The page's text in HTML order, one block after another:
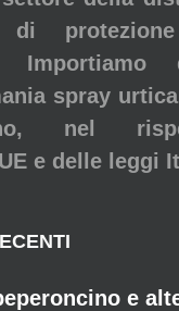
di
Importiamo
spray
nel
e delle leggi
e